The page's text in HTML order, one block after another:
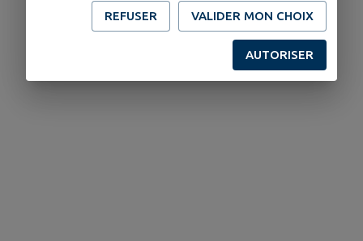
REFUSER VALIDER MON CHOIX
AUTORISER